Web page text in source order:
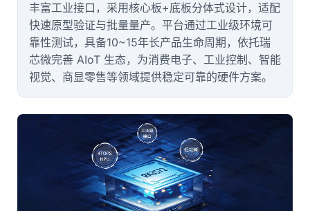
丰富工业接口，采用核心板+底板分体式设计，适配
快速原型验证与批量量产。平台通过工业级环境可
靠性测试，具备10~15年长产品生命周期，依托瑞
芯微完善 AIoT 生态，为消费电子、工业控制、智能
视觉、商显零售等领域提供稳定可靠的硬件方案。